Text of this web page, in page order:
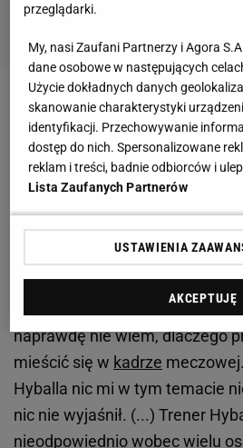
Zobacz wideo"Lecha czeka
Skorża? Trudno doszukać się
Jean Carlos atakuje Pytera
dlaczego odstawiono go od
– Czuję, że trener nikogo nie
Carlos. – W moim przypadku
kwestia osobista, coś
naprawdę nie wiem, dlaczego
mieścić się w kadrze
Hyballa nic mi w tym temacie
nic nie wyjaśnił. (...) Trener
nieodpowiednio wobec wielu
przeglądarki.
My, nasi Zaufani Partnerzy i Agora
dane osobowe w następujących
Użycie dokładnych danych
skanowanie charakterystyki
identyfikacji. Przechowywanie
dostęp do nich. Spersonalizowane
reklam i treści, badnie odbiorców i
Lista Zaufanych Partnerów
USTAWIENIA
AKCEPTUJĘ